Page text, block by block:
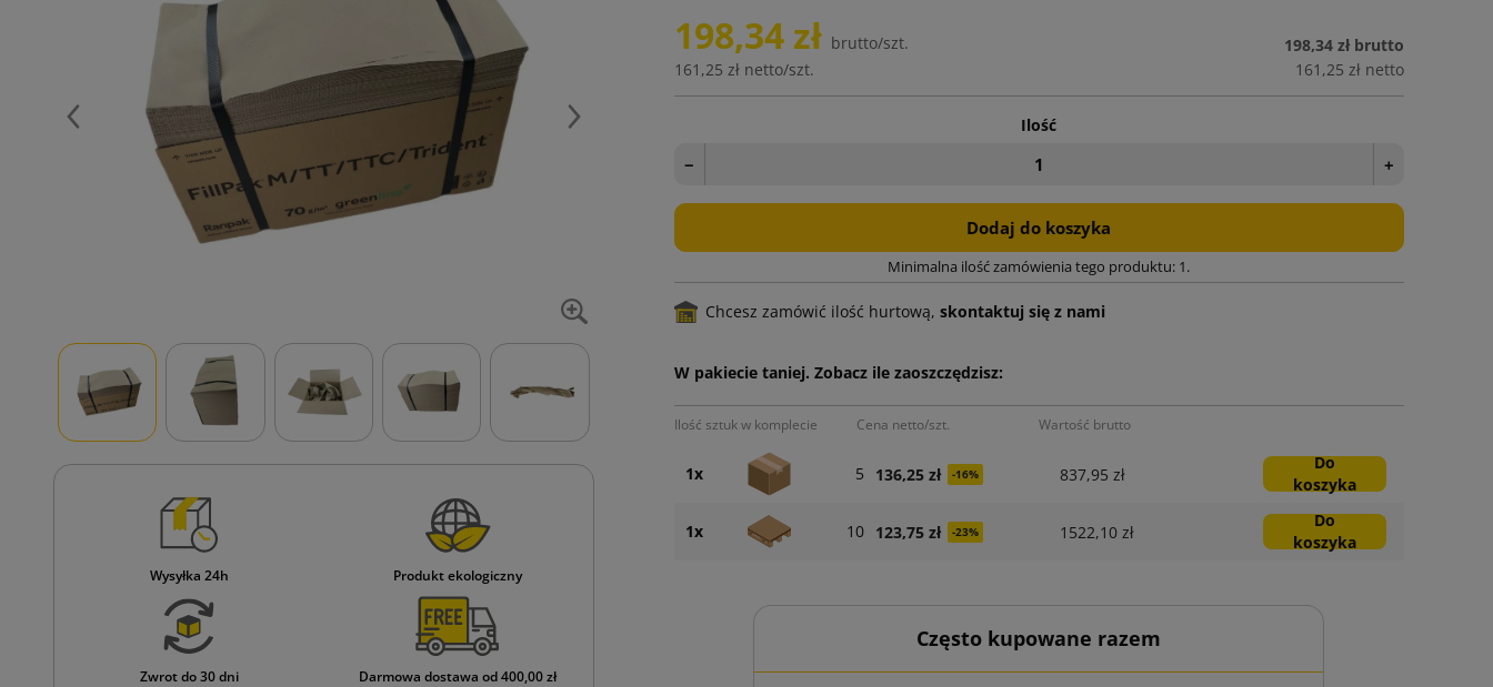
Poprzedni Następny
Wysyłka 24h Produkt ekologiczny
Zwrot do 30 dni Darmowa dostawa od 400,00 zł
198,34 zł brutto/szt.
161,25 zł netto/szt.
198,34 zł brutto
161,25 zł netto
Ilość
− +
Dodaj do koszyka
Minimalna ilość zamówienia tego produktu: 1.
Chcesz zamówić ilość hurtową, skontaktuj się z nami
W pakiecie taniej. Zobacz ile zaoszczędzisz:
Ilość sztuk w komplecie Cena netto/szt. Wartość brutto
1x 5 136,25 zł -16% 837,95 zł
Do
koszyka
1x 10 123,75 zł -23% 1522,10 zł
Do
koszyka
Często kupowane razem